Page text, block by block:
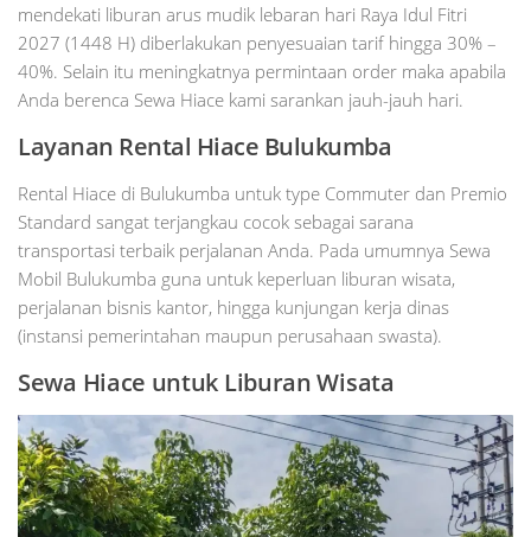
mendekati liburan arus mudik lebaran hari Raya Idul Fitri
2027 (1448 H) diberlakukan penyesuaian tarif hingga 30% –
40%. Selain itu meningkatnya permintaan order maka apabila
Anda berenca Sewa Hiace kami sarankan jauh-jauh hari.
Layanan Rental Hiace Bulukumba
Rental Hiace di Bulukumba untuk type Commuter dan Premio
Standard sangat terjangkau cocok sebagai sarana
transportasi terbaik perjalanan Anda. Pada umumnya Sewa
Mobil Bulukumba guna untuk keperluan liburan wisata,
perjalanan bisnis kantor, hingga kunjungan kerja dinas
(instansi pemerintahan maupun perusahaan swasta).
Sewa Hiace untuk Liburan Wisata